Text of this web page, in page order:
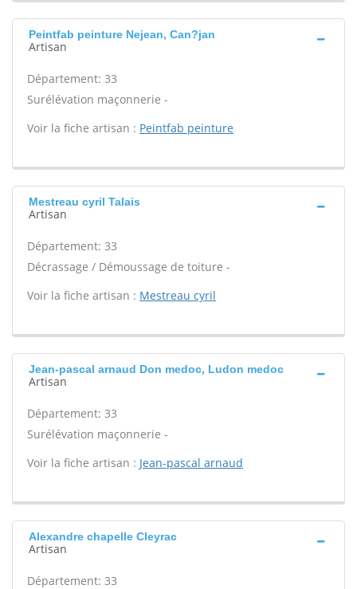
Peintfab peinture Nejean, Can?jan
Artisan
Département: 33
Surélévation maçonnerie -
Voir la fiche artisan : Peintfab peinture
Mestreau cyril Talais
Artisan
Département: 33
Décrassage / Démoussage de toiture -
Voir la fiche artisan : Mestreau cyril
Jean-pascal arnaud Don medoc, Ludon medoc
Artisan
Département: 33
Surélévation maçonnerie -
Voir la fiche artisan : Jean-pascal arnaud
Alexandre chapelle Cleyrac
Artisan
Département: 33